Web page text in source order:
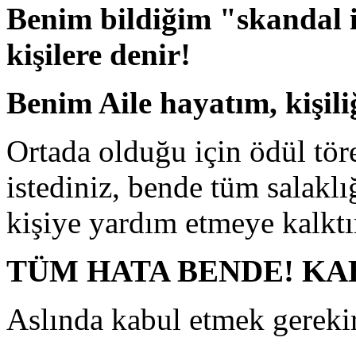
Benim bildiğim "skandal
kişilere denir!
Benim Aile hayatım,
Ortada olduğu için ödül
istediniz, bende tüm
kişiye yardım etmeye
TÜM HATA BENDE!
Aslında kabul etmek